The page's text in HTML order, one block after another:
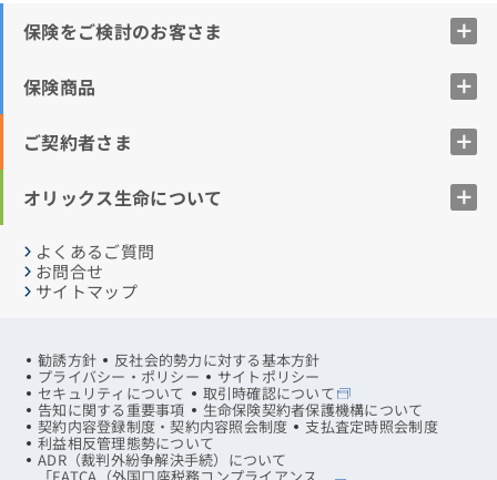
保険をご検討のお客さま
保険商品
ご契約者さま
オリックス生命について
よくあるご質問
お問合せ
サイトマップ
勧誘方針 反社会的勢力に対する基本方針
プライバシー・ポリシー サイトポリシー
セキュリティについて 取引時確認について
告知に関する重要事項 生命保険契約者保護機構について
契約内容登録制度・契約内容照会制度 支払査定時照会制度
利益相反管理態勢について
ADR（裁判外紛争解決手続）について